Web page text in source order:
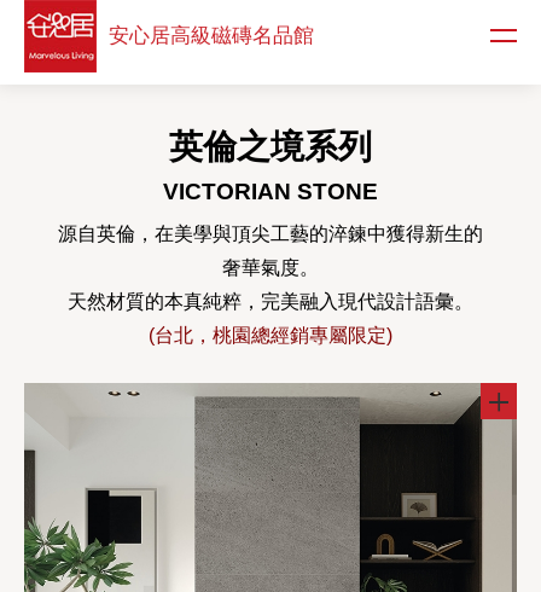
安心居高級磁磚名品館
英倫之境系列
VICTORIAN STONE
源自英倫，在美學與頂尖工藝的淬鍊中獲得新生的
奢華氣度。
天然材質的本真純粹，完美融入現代設計語彙。
(台北，桃園總經銷專屬限定)